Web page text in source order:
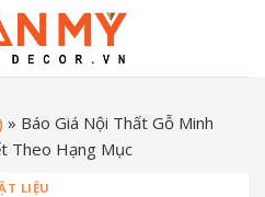
» Báo Giá Nội Thất Gỗ Minh
Theo Hạng Mục
LIỆU